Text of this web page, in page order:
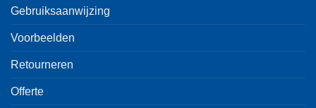
Gebruiksaanwijzing
Voorbeelden
Retourneren
Offerte